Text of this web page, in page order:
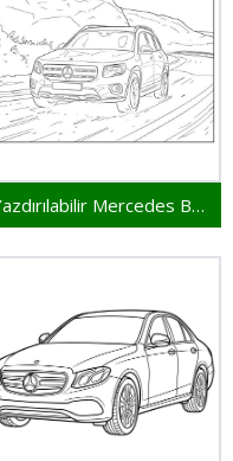
Yazdırılabilir Mercedes Bedava